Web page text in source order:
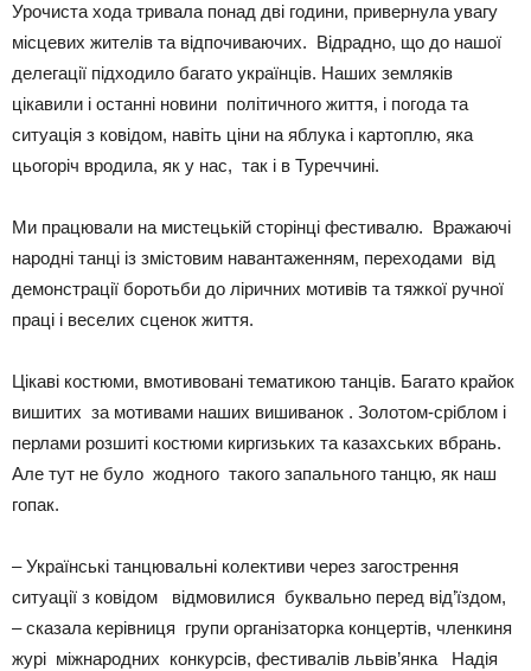
Урочиста хода тривала понад дві години, привернула увагу
місцевих жителів та відпочиваючих. Відрадно, що до нашої
делегації підходило багато українців. Наших земляків
цікавили і останні новини політичного життя, і погода та
ситуація з ковідом, навіть ціни на яблука і картоплю, яка
цьогоріч вродила, як у нас, так і в Туреччині.
Ми працювали на мистецькій сторінці фестивалю. Вражаючі
народні танці із змістовим навантаженням, переходами від
демонстрації боротьби до ліричних мотивів та тяжкої ручної
праці і веселих сценок життя.
Цікаві костюми, вмотивовані тематикою танців. Багато крайок
вишитих за мотивами наших вишиванок . Золотом-сріблом і
перлами розшиті костюми киргизьких та казахських вбрань.
Але тут не було жодного такого запального танцю, як наш
гопак.
– Українські танцювальні колективи через загострення
ситуації з ковідом відмовилися буквально перед від’їздом,
– сказала керівниця групи організаторка концертів, членкиня
журі міжнародних конкурсів, фестивалів львів’янка Надія